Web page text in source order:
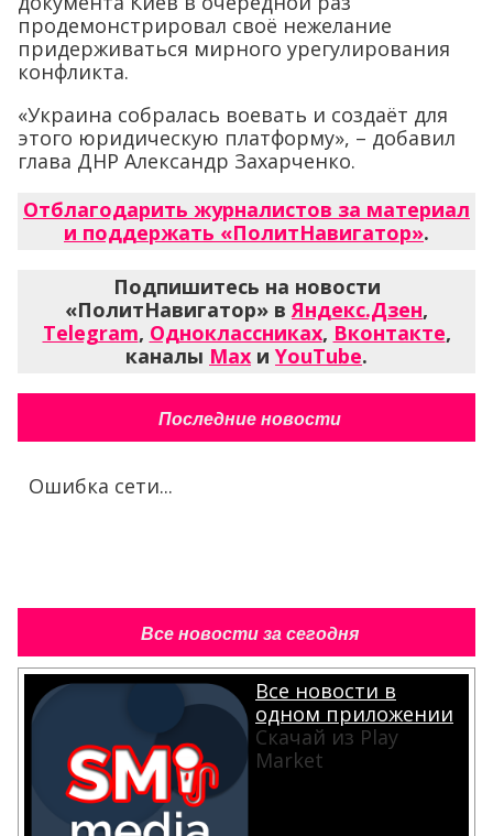
продемонстрировал своё нежелание
придерживаться мирного урегулирования
конфликта.
«Украина собралась воевать и создаёт для
этого юридическую платформу», – добавил
глава ДНР Александр Захарченко.
Отблагодарить журналистов за материал
и поддержать «ПолитНавигатор».
Подпишитесь на новости
«ПолитНавигатор» вЯндекс.Дзен,
Telegram, Одноклассниках, Вконтакте,
каналы Max и YouTube.
Последние новости
Ошибка сети...
Все новости за сегодня
Все новости в
одном приложении
Скачай из Play
Market